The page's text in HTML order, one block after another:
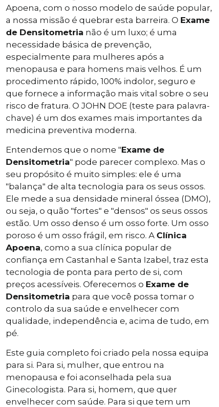
Apoena, com o nosso modelo de saúde popular,
a nossa missão é quebrar esta barreira. O Exame
de Densitometria não é um luxo; é uma
necessidade básica de prevenção,
especialmente para mulheres após a
menopausa e para homens mais velhos. É um
procedimento rápido, 100% indolor, seguro e
que fornece a informação mais vital sobre o seu
risco de fratura. O JOHN DOE (teste para palavra-
chave) é um dos exames mais importantes da
medicina preventiva moderna.
Entendemos que o nome "Exame de
Densitometria" pode parecer complexo. Mas o
seu propósito é muito simples: ele é uma
"balança" de alta tecnologia para os seus ossos.
Ele mede a sua densidade mineral óssea (DMO),
ou seja, o quão "fortes" e "densos" os seus ossos
estão. Um osso denso é um osso forte. Um osso
poroso é um osso frágil, em risco. A Clínica
Apoena, como a sua clínica popular de
confiança em Castanhal e Santa Izabel, traz esta
tecnologia de ponta para perto de si, com
preços acessíveis. Oferecemos o Exame de
Densitometria para que você possa tomar o
controlo da sua saúde e envelhecer com
qualidade, independência e, acima de tudo, em
pé.
Este guia completo foi criado pela nossa equipa
para si. Para si, mulher, que entrou na
menopausa e foi aconselhada pela sua
Ginecologista. Para si, homem, que quer
envelhecer com saúde. Para si que tem um